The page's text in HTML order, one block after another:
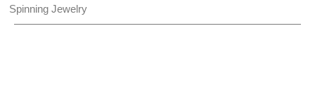
Spinning Jewelry